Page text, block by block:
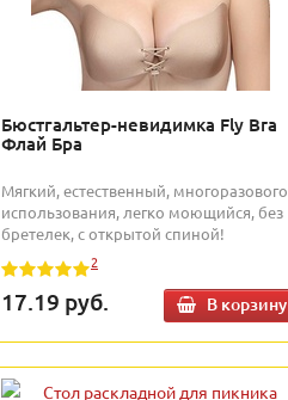
Бюстгальтер-невидимка Fly Bra
Флай Бра
Мягкий, естественный, многоразового
использования, легко моющийся, без
бретелек, с открытой спиной!
2
17.19 руб. В корзину